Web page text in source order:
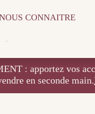
CONNAITRE
: apportez vos
en seconde main.